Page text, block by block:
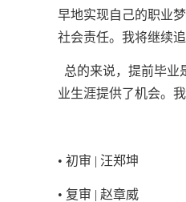
早地实现自己的职业
社会责任。我将继续
总的来说，提前毕业
业生涯提供了机会。
• 初审 | 汪郑坤
• 复审 | 赵章威